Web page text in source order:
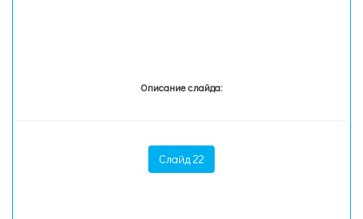
Описание слайда:
Слайд 22